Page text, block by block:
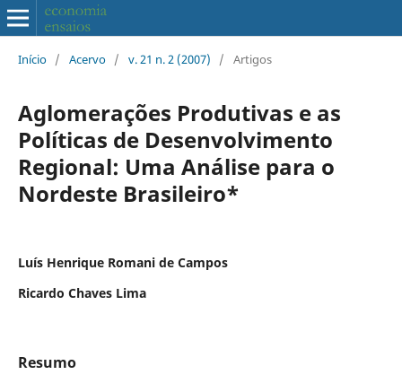
Início / Acervo / v. 21 n. 2 (2007) / Artigos
Aglomerações Produtivas e as
Políticas de Desenvolvimento
Regional: Uma Análise para o
Nordeste Brasileiro*
Luís Henrique Romani de Campos
Ricardo Chaves Lima
Resumo